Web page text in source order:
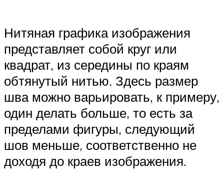
Нитяная графика изображения
представляет собой круг или
квадрат, из середины по краям
обтянутый нитью. Здесь размер
шва можно варьировать, к примеру,
один делать больше, то есть за
пределами фигуры, следующий
шов меньше, соответственно не
доходя до краев изображения.